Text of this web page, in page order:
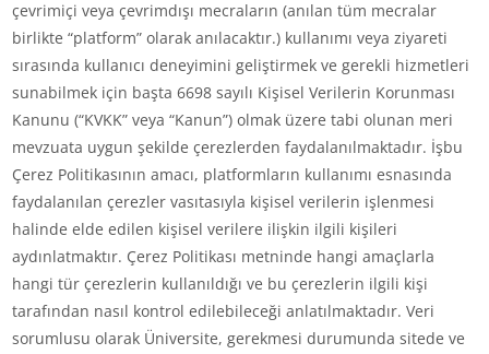
çevrimiçi veya çevrimdışı mecraların (anılan tüm mecralar
birlikte “platform” olarak anılacaktır.) kullanımı veya ziyareti
sırasında kullanıcı deneyimini geliştirmek ve gerekli hizmetleri
sunabilmek için başta 6698 sayılı Kişisel Verilerin Korunması
Kanunu (“KVKK” veya “Kanun”) olmak üzere tabi olunan meri
mevzuata uygun şekilde çerezlerden faydalanılmaktadır. İşbu
Çerez Politikasının amacı, platformların kullanımı esnasında
faydalanılan çerezler vasıtasıyla kişisel verilerin işlenmesi
halinde elde edilen kişisel verilere ilişkin ilgili kişileri
aydınlatmaktır. Çerez Politikası metninde hangi amaçlarla
hangi tür çerezlerin kullanıldığı ve bu çerezlerin ilgili kişi
tarafından nasıl kontrol edilebileceği anlatılmaktadır. Veri
sorumlusu olarak Üniversite, gerekmesi durumunda sitede ve